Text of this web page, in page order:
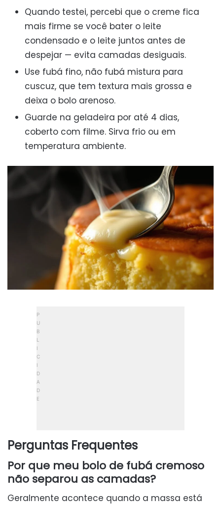
Quando testei, percebi que o creme fica
mais firme se você bater o leite
condensado e o leite juntos antes de
despejar — evita camadas desiguais.
Use fubá fino, não fubá mistura para
cuscuz, que tem textura mais grossa e
deixa o bolo arenoso.
Guarde na geladeira por até 4 dias,
coberto com filme. Sirva frio ou em
temperatura ambiente.
Perguntas Frequentes
Por que meu bolo de fubá cremoso
não separou as camadas?
Geralmente acontece quando a massa está